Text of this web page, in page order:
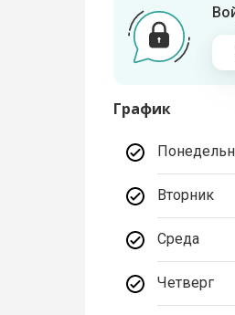
График
Вторник
Среда
Четверг